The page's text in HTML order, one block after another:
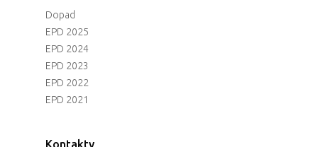
Dopad
EPD 2025
EPD 2024
EPD 2023
EPD 2022
EPD 2021
Kontakty